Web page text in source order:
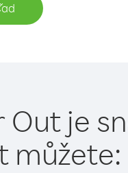
je
můžete: